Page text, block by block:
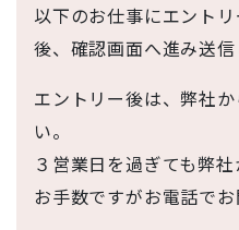
以下のお仕事にエント
後、確認画面へ進み送信
エントリー後は、弊社
い。
３営業日を過ぎても弊
お手数ですがお電話でお